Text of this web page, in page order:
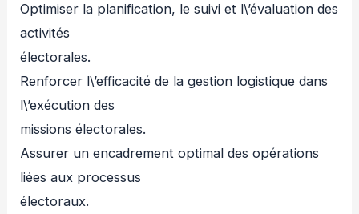
Optimiser la planification, le suivi et l\’évaluation des
activités
électorales.
Renforcer l\’efficacité de la gestion logistique dans
l\’exécution des
missions électorales.
Assurer un encadrement optimal des opérations
liées aux processus
électoraux.